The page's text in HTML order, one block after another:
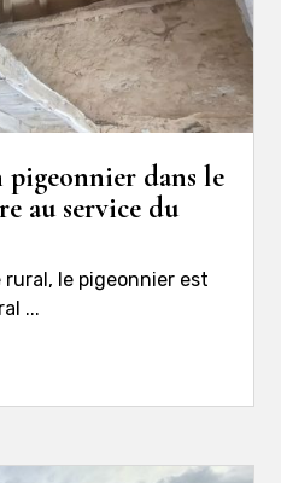
pigeonnier dans le
au service du
le pigeonnier est
...